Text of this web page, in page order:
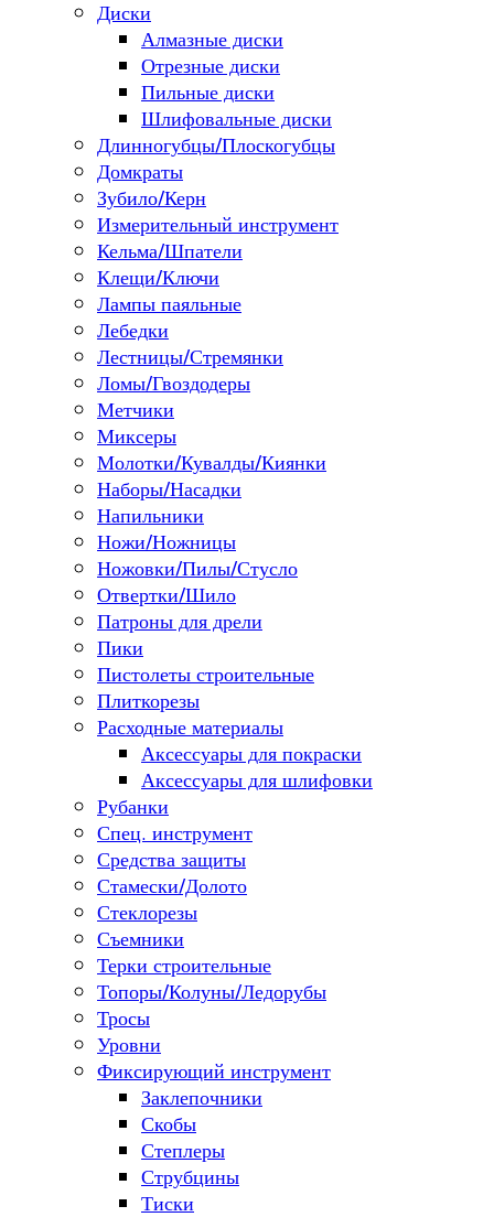
Диски
Алмазные диски
Отрезные диски
Пильные диски
Шлифовальные диски
Длинногубцы/Плоскогубцы
Домкраты
Зубило/Керн
Измерительный инструмент
Кельма/Шпатели
Клещи/Ключи
Лампы паяльные
Лебедки
Лестницы/Стремянки
Ломы/Гвоздодеры
Метчики
Миксеры
Молотки/Кувалды/Киянки
Наборы/Насадки
Напильники
Ножи/Ножницы
Ножовки/Пилы/Стусло
Отвертки/Шило
Патроны для дрели
Пики
Пистолеты строительные
Плиткорезы
Расходные материалы
Аксессуары для покраски
Аксессуары для шлифовки
Рубанки
Спец. инструмент
Средства защиты
Стамески/Долото
Стеклорезы
Съемники
Терки строительные
Топоры/Колуны/Ледорубы
Тросы
Уровни
Фиксирующий инструмент
Заклепочники
Скобы
Степлеры
Струбцины
Тиски